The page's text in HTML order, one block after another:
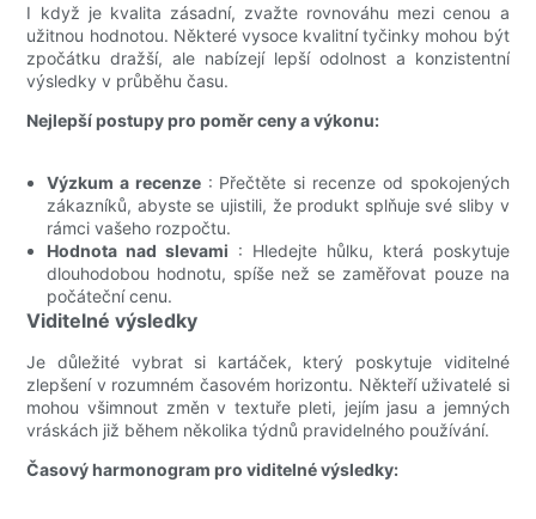
I když je kvalita zásadní, zvažte rovnováhu mezi cenou a
užitnou hodnotou. Některé vysoce kvalitní tyčinky mohou být
zpočátku dražší, ale nabízejí lepší odolnost a konzistentní
výsledky v průběhu času.
Nejlepší postupy pro poměr ceny a výkonu:
Výzkum a recenze: Přečtěte si recenze od spokojených
zákazníků, abyste se ujistili, že produkt splňuje své sliby v
rámci vašeho rozpočtu.
Hodnota nad slevami : Hledejte hůlku, která poskytuje
dlouhodobou hodnotu, spíše než se zaměřovat pouze na
počáteční cenu.
Viditelné výsledky
Je důležité vybrat si kartáček, který poskytuje viditelné
zlepšení v rozumném časovém horizontu. Někteří uživatelé si
mohou všimnout změn v textuře pleti, jejím jasu a jemných
vráskách již během několika týdnů pravidelného používání.
Časový harmonogram pro viditelné výsledky: